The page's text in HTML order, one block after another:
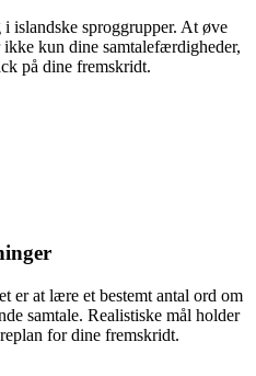
islandske sproggrupper. At øve
kun dine samtalefærdigheder,
på dine fremskridt.
er at lære et bestemt antal ord om
samtale. Realistiske mål holder
for dine fremskridt.